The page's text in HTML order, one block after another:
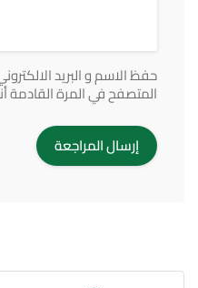
حفظ الاسم و البريد
المتصفح في المرة القادمة